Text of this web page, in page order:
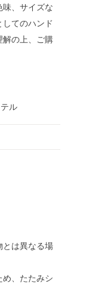
、サイズな
てのハンド
の上、ご購
ル
とは異なる場
、たたみシ